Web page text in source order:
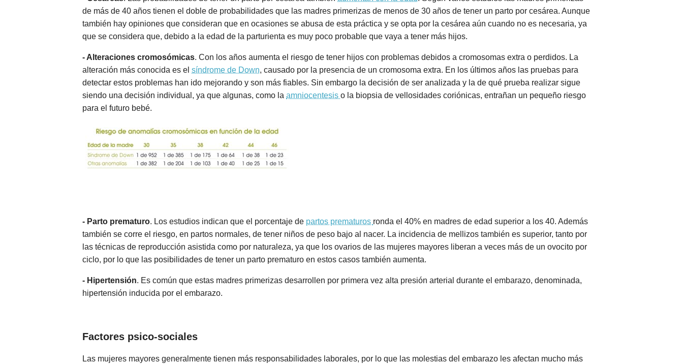
de más de 40 años tienen el doble de probabilidades que las madres primerizas de menos de 30 años de tener un parto por cesárea. Aunque
también hay opiniones que consideran que en ocasiones se abusa de esta práctica y se opta por la cesárea aún cuando no es necesaria, ya
que se considera que, debido a la edad de la parturienta es muy poco probable que vaya a tener más hijos.
- Alteraciones cromosómicas. Con los años aumenta el riesgo de tener hijos con problemas debidos a cromosomas extra o perdidos. La
alteración más conocida es el síndrome de Down, causado por la presencia de un cromosoma extra. En los últimos años las pruebas para
detectar estos problemas han ido mejorando y son más fiables. Sin embargo la decisión de ser analizada y la de qué prueba realizar sigue
siendo una decisión individual, ya que algunas, como la amniocentesis o la biopsia de vellosidades coriónicas, entrañan un pequeño riesgo
para el futuro bebé.
- Parto prematuro. Los estudios indican que el porcentaje de partos prematuros ronda el 40% en madres de edad superior a los 40. Además
también se corre el riesgo, en partos normales, de tener niños de peso bajo al nacer. La incidencia de mellizos también es superior, tanto por
las técnicas de reproducción asistida como por naturaleza, ya que los ovarios de las mujeres mayores liberan a veces más de un ovocito por
ciclo, por lo que las posibilidades de tener un parto prematuro en estos casos también aumenta.
- Hipertensión. Es común que estas madres primerizas desarrollen por primera vez alta presión arterial durante el embarazo, denominada,
hipertensión inducida por el embarazo.
Factores psico-sociales
Las mujeres mayores generalmente tienen más responsabilidades laborales, por lo que las molestias del embarazo les afectan mucho más